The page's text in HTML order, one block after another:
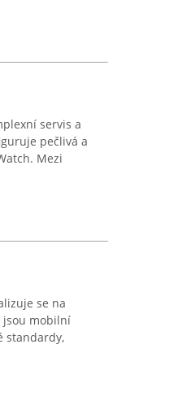
servis a
pečlivá a
Mezi
se na
jsou mobilní
standardy,